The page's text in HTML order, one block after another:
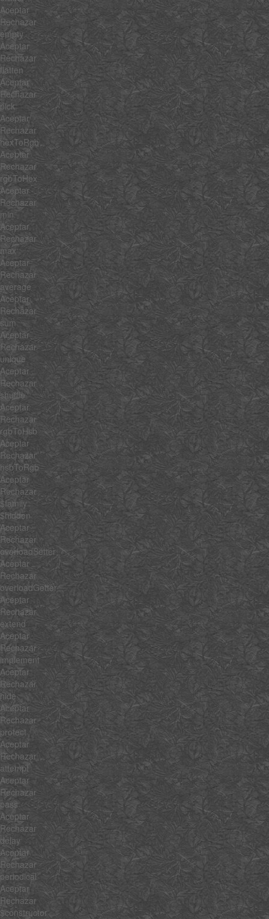
Aceptar
Rechazar
empty
Aceptar
Rechazar
flatten
Aceptar
Rechazar
pick
Aceptar
Rechazar
hexToRgb
Aceptar
Rechazar
rgbToHex
Aceptar
Rechazar
min
Aceptar
Rechazar
max
Aceptar
Rechazar
average
Aceptar
Rechazar
sum
Aceptar
Rechazar
unique
Aceptar
Rechazar
shuffle
Aceptar
Rechazar
rgbToHsb
Aceptar
Rechazar
hsbToRgb
Aceptar
Rechazar
$family
$hidden
Aceptar
Rechazar
overloadSetter
Aceptar
Rechazar
overloadGetter
Aceptar
Rechazar
extend
Aceptar
Rechazar
implement
Aceptar
Rechazar
hide
Aceptar
Rechazar
protect
Aceptar
Rechazar
attempt
Aceptar
Rechazar
pass
Aceptar
Rechazar
delay
Aceptar
Rechazar
periodical
Aceptar
Rechazar
$constructor